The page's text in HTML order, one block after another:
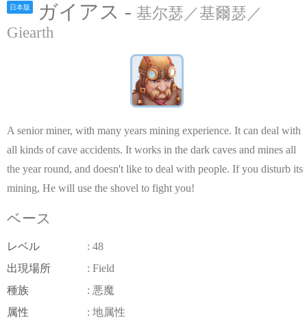
日本版 ガイアス - 基尔瑟／基爾瑟／
Giearth
A senior miner, with many years mining experience. It can deal with
all kinds of cave accidents. It works in the dark caves and mines all
the year round, and doesn't like to deal with people. If you disturb its
mining, He will use the shovel to fight you!
ベース
レベル
: 48
出現場所
: Field
種族
: 悪魔
属性
: 地属性